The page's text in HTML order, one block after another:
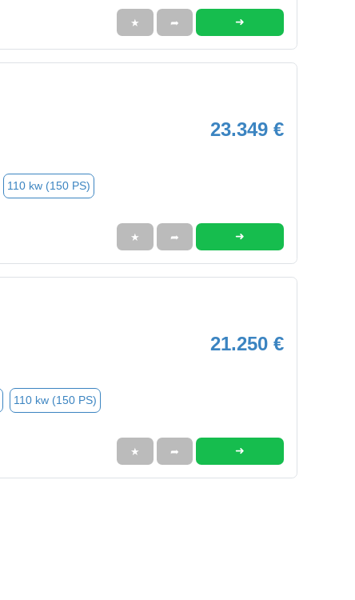
★ ➦ ➜
23.349 €
110 kw (150 PS)
★ ➦ ➜
21.250 €
110 kw (150 PS)
★ ➦ ➜